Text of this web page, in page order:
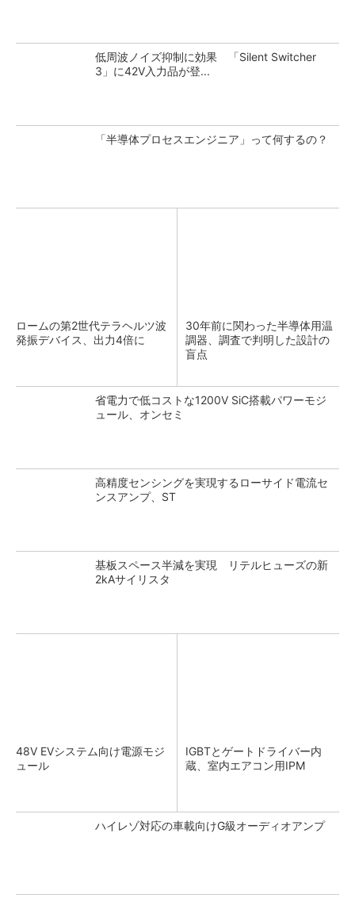
低周波ノイズ抑制に効果 「Silent Switcher
3」に42V入力品が登...
「半導体プロセスエンジニア」って何するの？
ロームの第2世代テラヘルツ波
発振デバイス、出力4倍に
30年前に関わった半導体用温
調器、調査で判明した設計の
盲点
省電力で低コストな1200V SiC搭載パワーモジ
ュール、オンセミ
高精度センシングを実現するローサイド電流セ
ンスアンプ、ST
基板スペース半減を実現 リテルヒューズの新
2kAサイリスタ
48V EVシステム向け電源モジ
ュール
IGBTとゲートドライバー内
蔵、室内エアコン用IPM
ハイレゾ対応の車載向けG級オーディオアンプ